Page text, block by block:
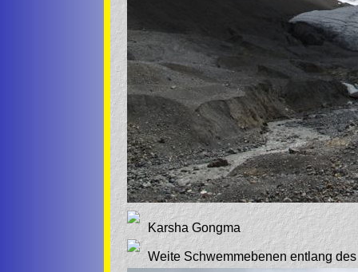
Karsha Gongma
Weite Schwemmebenen entlang